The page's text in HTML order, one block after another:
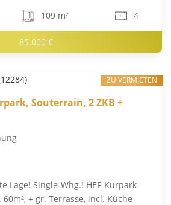
109 m² 4
85.000 €
Souterrain, 2 ZKB +
Lage! Single-Whg.! HEF-Kurpark-
+ gr. Terrasse, incl. Küche
ZU VERMIETEN